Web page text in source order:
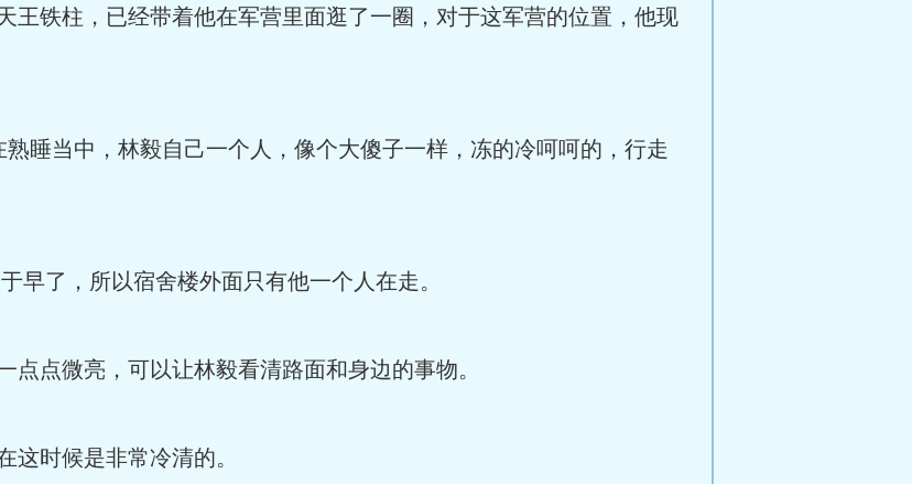
铁柱，已经带着他在军营里面逛了一圈，对于这军营的位置，他现
当中，林毅自己一个人，像个大傻子一样，冻的冷呵呵的，行走
了，所以宿舍楼外面只有他一个人在走。
点微亮，可以让林毅看清路面和身边的事物。
时候是非常冷清的。